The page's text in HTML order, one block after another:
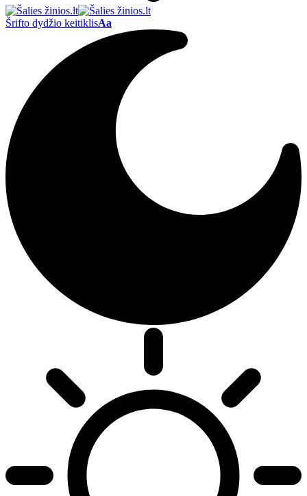
Šrifto dydžio keitiklisAa